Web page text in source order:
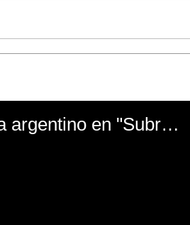
El mal momento de Yanina Gasañol con un hincha argentino en "Subrayado"